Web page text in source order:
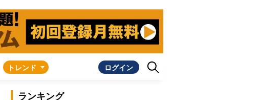
トレンド ログイン
ランキング